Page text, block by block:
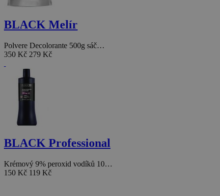
BLACK Melír
Polvere Decolorante 500g sáč…
350 Kč 279 Kč
BLACK Professional
Krémový 9% peroxid vodíků 10…
150 Kč 119 Kč